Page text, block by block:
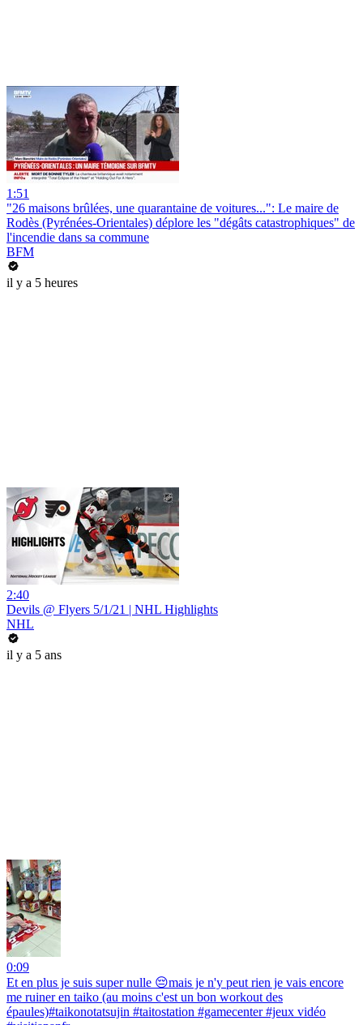
1:51
"26 maisons brûlées, une quarantaine de voitures...": Le maire de
Rodès (Pyrénées-Orientales) déplore les "dégâts catastrophiques" de
l'incendie dans sa commune
BFM
il y a 5 heures
2:40
Devils @ Flyers 5/1/21 | NHL Highlights
NHL
il y a 5 ans
0:09
Et en plus je suis super nulle 😔mais je n'y peut rien je vais encore
me ruiner en taiko (au moins c'est un bon workout des
épaules)#taikonotatsujin #taitostation #gamecenter #jeux vidéo